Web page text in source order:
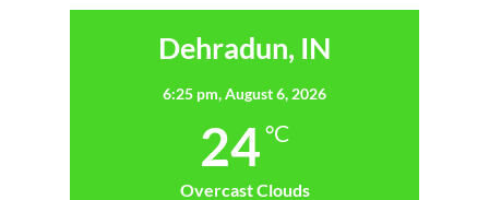
Dehradun, IN
6:25 pm,August 6, 2026
24 °C
Overcast Clouds